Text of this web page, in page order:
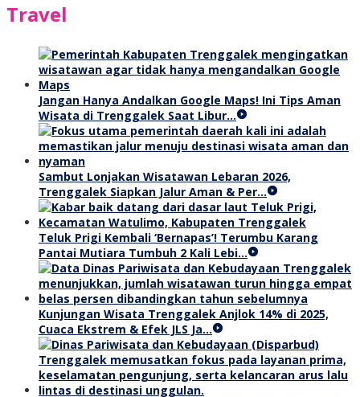
Travel
Jangan Hanya Andalkan Google Maps! Ini Tips Aman
Wisata di Trenggalek Saat Libur…
Sambut Lonjakan Wisatawan Lebaran 2026,
Trenggalek Siapkan Jalur Aman & Per…
Teluk Prigi Kembali ‘Bernapas’! Terumbu Karang
Pantai Mutiara Tumbuh 2 Kali Lebi…
Kunjungan Wisata Trenggalek Anjlok 14% di 2025,
Cuaca Ekstrem & Efek JLS Ja…